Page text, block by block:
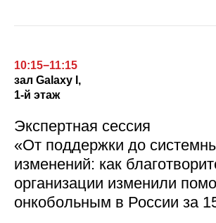
10:15−11:15
зал Galaxy I,
1-й этаж
Экспертная сессия
«От поддержки до
изменений: как
организации изменили
онкобольным в России за